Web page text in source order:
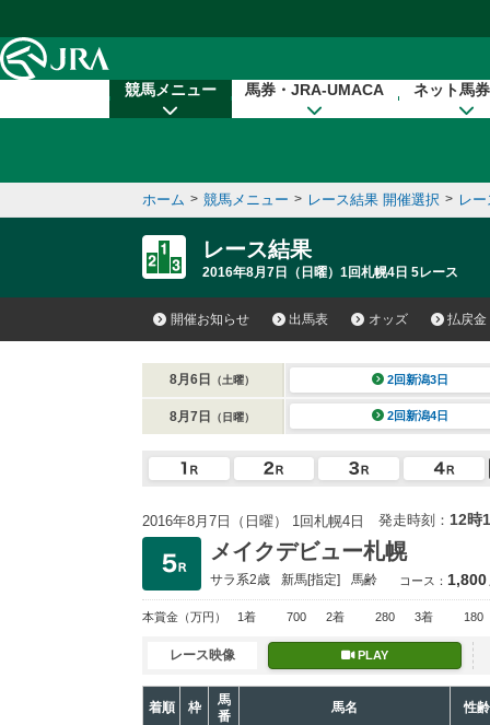
競馬メニュー 馬券・JRA-UMACA ネット馬
ホーム > 競馬メニュー > レース結果 開催選択 > レ
レース結果
2016年8月7日（日曜）1回札幌4日 5レース
開催お知らせ 出馬表 オッズ 払戻金
8月6日 （土曜） 2回新潟3日
8月7日 （日曜） 2回新潟4日
2016年8月7日（日曜） 1回札幌4日 発走時刻： 12時
メイクデビュー札幌
サラ系2歳 新馬[指定] 馬齢 コース： 1,800
本賞金 （万円） 1着 700 2着 280 3着 180
レース映像 PLAY
着順 枠
馬
番
馬名 性齢